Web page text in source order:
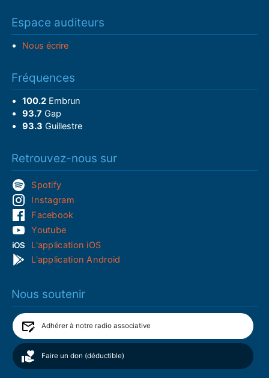
Espace auditeurs
Nous écrire
Fréquences
100.2Embrun
93.7 Gap
93.3 Guillestre
Retrouvez-nous sur
Spotify
Instagram
Facebook
Youtube
L'application iOS
L'application Android
Nous soutenir
Adhérer à notre radio associative
Faire un don (déductible)